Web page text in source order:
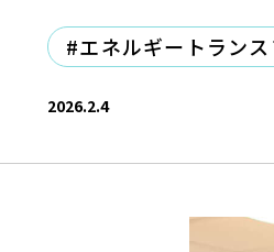
#エネルギートラン
2026.2.4